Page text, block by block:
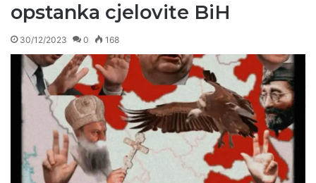
opstanka cjelovite BiH
30/12/2023 0 168